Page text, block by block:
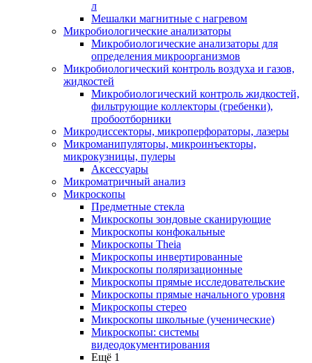
л
Мешалки магнитные с нагревом
Микробиологические анализаторы
Микробиологические анализаторы для
определения микроорганизмов
Микробиологический контроль воздуха и газов,
жидкостей
Микробиологический контроль жидкостей,
фильтрующие коллекторы (гребенки),
пробоотборники
Микродиссекторы, микроперфораторы, лазеры
Микроманипуляторы, микроинъекторы,
микрокузницы, пулеры
Аксессуары
Микроматричный анализ
Микроскопы
Предметные стекла
Микроскопы зондовые сканирующие
Микроскопы конфокальные
Микроскопы Theia
Микроскопы инвертированные
Микроскопы поляризационные
Микроскопы прямые исследовательские
Микроскопы прямые начального уровня
Микроскопы стерео
Микроскопы школьные (ученические)
Микроскопы: системы
видеодокументирования
Ещё 1